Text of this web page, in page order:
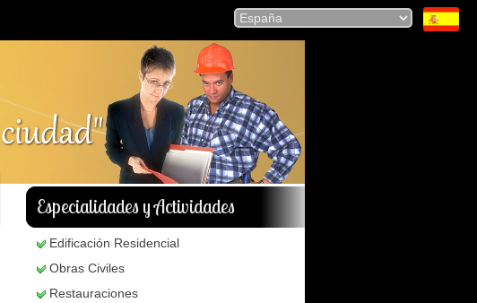
Especialidades y Actividades
Edificación Residencial
Obras Civiles
Restauraciones